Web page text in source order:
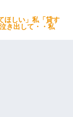
結婚条件にブチ切
ほしい」私「貸す
き出して・・私